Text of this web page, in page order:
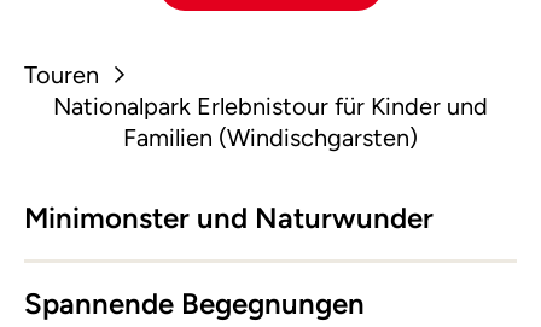
Touren
Nationalpark Erlebnistour für Kinder und
Familien (Windischgarsten)
Minimonster und Naturwunder
Spannende Begegnungen